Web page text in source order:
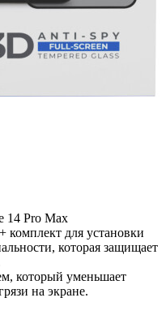
14 Pro Max
комплект для установки
которая защищает
который уменьшает
на экране.